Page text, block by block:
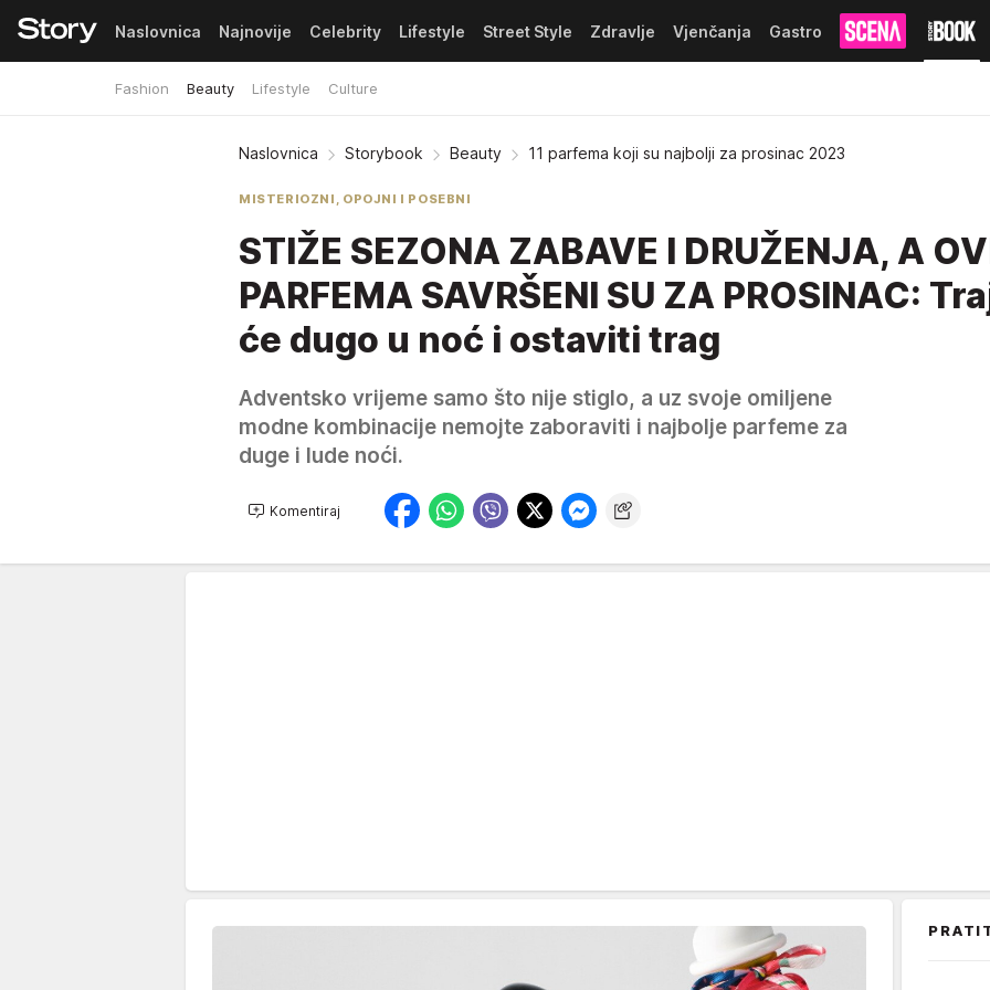
Naslovnica Najnovije Celebrity Lifestyle Street Style Zdravlje Vjenčanja Gastro
Fashion Beauty Lifestyle Culture
Pretplata
Naslovnica Storybook Beauty 11 parfema koji su najbolji za prosinac 2023
MISTERIOZNI, OPOJNI I POSEBNI
STIŽE SEZONA ZABAVE I DRUŽENJA, A
PARFEMA SAVRŠENI SU ZA PROSINAC:
će dugo u noć i ostaviti trag
Adventsko vrijeme samo što nije stiglo, a uz svoje omiljene
modne kombinacije nemojte zaboraviti i najbolje parfeme za
duge i lude noći.
Komentiraj